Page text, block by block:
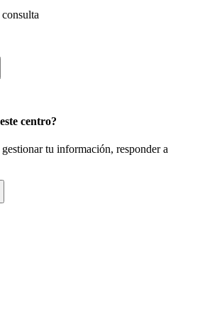
centro?
tu información, responder a